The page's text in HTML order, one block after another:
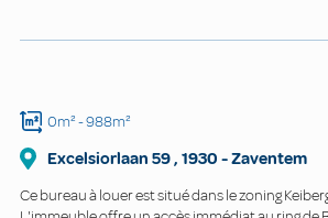
0m²- 988m²
Excelsiorlaan 59, 1930 -Zaventem
Ce bureau à louer est situé dans le zoning